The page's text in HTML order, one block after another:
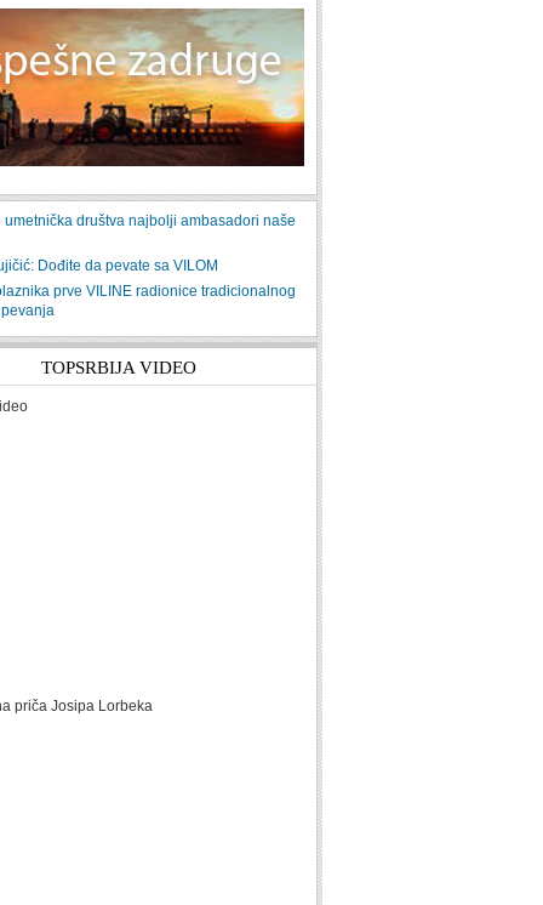
umetnička društva najbolji ambasadori naše
Dođite da pevate sa VILOM
prve VILINE radionice tradicionalnog
TOPSRBIJA VIDEO
priča Josipa Lorbeka